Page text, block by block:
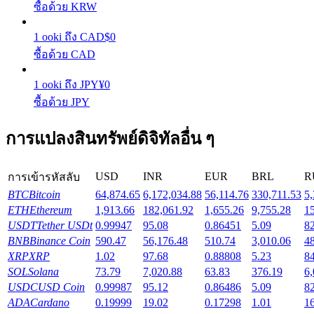
รับรางวัลการแข่งขันทุกวัน
ซื้อด้วย KRW
1 ooki ถึง CAD$0
ซื้อด้วย CAD
1 ooki ถึง JPY¥0
ซื้อด้วย JPY
การแปลงสินทรัพย์ดิจิทัลอื่น ๆ
การเข้ารหัสลับ USD INR EUR BRL
BTCBitcoin 64,874.65 6,172,034.88 56,114.76 330,711.53
ETHEthereum 1,913.66 182,061.92 1,655.26 9,755.28
USDTTether USDt 0.99947 95.08 0.86451 5.09
BNBBinance Coin 590.47 56,176.48 510.74 3,010.06
XRPXRP 1.02 97.68 0.88808 5.23
SOLSolana 73.79 7,020.88 63.83 376.19
USDCUSD Coin 0.99987 95.12 0.86486 5.09
ADACardano 0.19999 19.02 0.17298 1.01